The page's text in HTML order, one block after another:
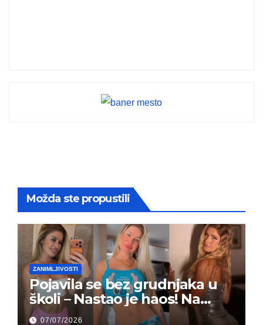
Možda ste propustili
ZANIMLJIVOSTI
Pojavila se bez grudnjaka u
školi – Nastao je haos! Na
grupi je majke napale (FOTO)
07/07/2026